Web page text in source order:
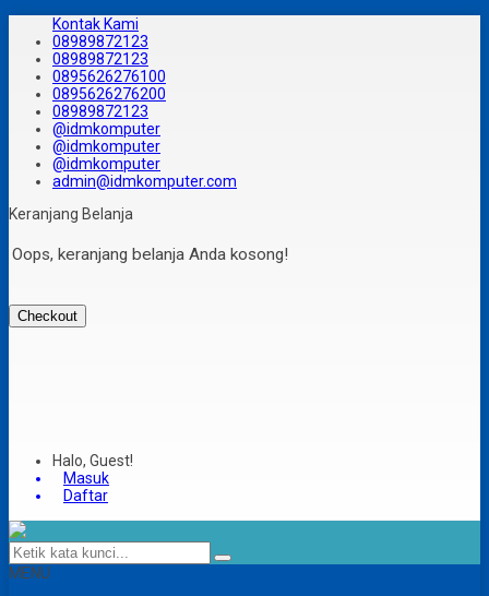
Kontak Kami
08989872123
08989872123
0895626276100
0895626276200
08989872123
@idmkomputer
@idmkomputer
@idmkomputer
admin@idmkomputer.com
Keranjang Belanja
Oops, keranjang belanja Anda kosong!
Checkout
Halo, Guest!
Masuk
Daftar
MENU